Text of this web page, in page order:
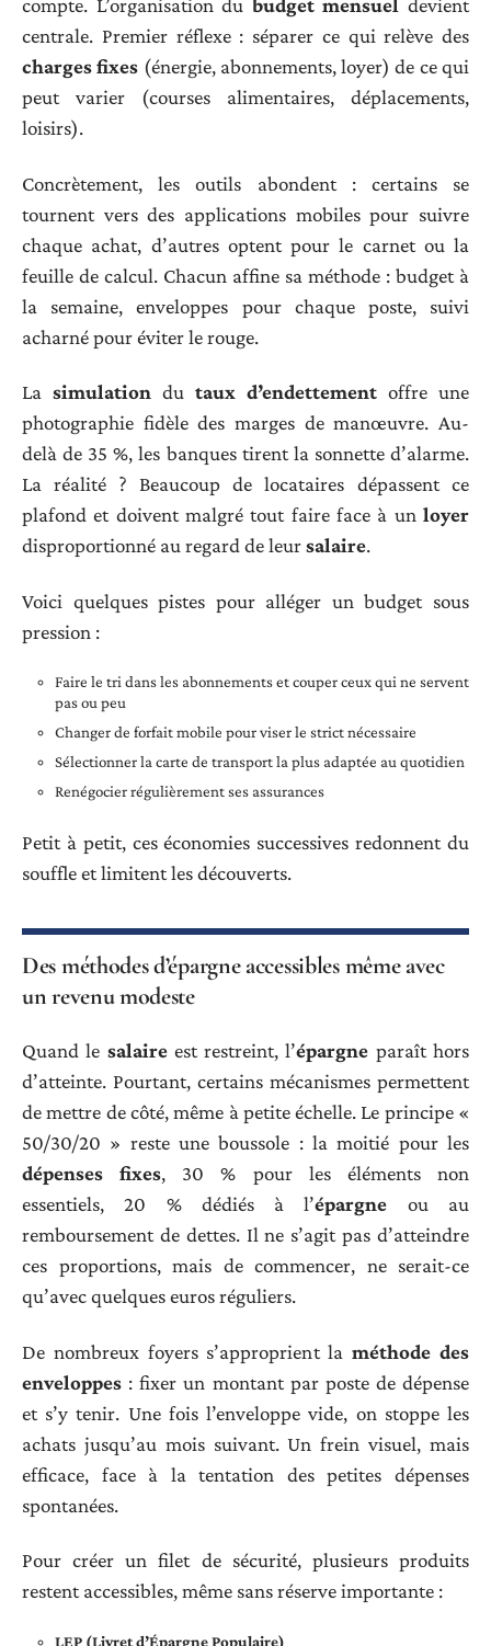
compte. L’organisation du budget mensuel devient
centrale. Premier réflexe : séparer ce qui relève des
charges fixes (énergie, abonnements, loyer) de ce qui
peut varier (courses alimentaires, déplacements,
loisirs).
Concrètement, les outils abondent : certains se
tournent vers des applications mobiles pour suivre
chaque achat, d’autres optent pour le carnet ou la
feuille de calcul. Chacun affine sa méthode : budget à
la semaine, enveloppes pour chaque poste, suivi
acharné pour éviter le rouge.
La simulation du taux d’endettement offre une
photographie fidèle des marges de manœuvre. Au-
delà de 35 %, les banques tirent la sonnette d’alarme.
La réalité ? Beaucoup de locataires dépassent ce
plafond et doivent malgré tout faire face à un loyer
disproportionné au regard de leursalaire.
Voici quelques pistes pour alléger un budget sous
pression :
Faire le tri dans les abonnements et couper ceux qui ne servent
pas ou peu
Changer de forfait mobile pour viser le strict nécessaire
Sélectionner la carte de transport la plus adaptée au quotidien
Renégocier régulièrement ses assurances
Petit à petit, ces économies successives redonnent du
souffle et limitent les découverts.
Des méthodes d’épargne accessibles même avec
un revenu modeste
Quand le salaireest restreint, l’épargne paraît hors
d’atteinte. Pourtant, certains mécanismes permettent
de mettre de côté, même à petite échelle. Le principe «
50/30/20 » reste une boussole : la moitié pour les
dépenses fixes, 30 % pour les éléments non
essentiels, 20 % dédiés à l’épargne ou au
remboursement de dettes. Il ne s’agit pas d’atteindre
ces proportions, mais de commencer, ne serait-ce
qu’avec quelques euros réguliers.
De nombreux foyers s’approprient laméthode des
enveloppes : fixer un montant par poste de dépense
et s’y tenir. Une fois l’enveloppe vide, on stoppe les
achats jusqu’au mois suivant. Un frein visuel, mais
efficace, face à la tentation des petites dépenses
spontanées.
Pour créer un filet de sécurité, plusieurs produits
restent accessibles, même sans réserve importante :
LEP (Livret d’Épargne Populaire)